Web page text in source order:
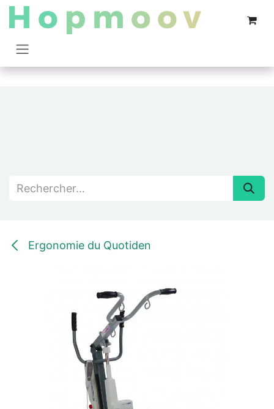
Se rendre au contenu
Ergonomie du Quotiden